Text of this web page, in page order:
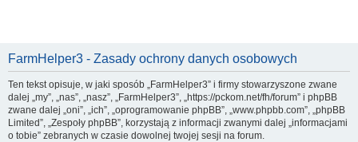
FarmHelper3 - Zasady ochrony danych osobowych
Ten tekst opisuje, w jaki sposób „FarmHelper3” i firmy stowarzyszone zwane
dalej „my”, „nas”, „nasz”, „FarmHelper3”, „https://pckom.net/fh/forum” i phpBB
zwane dalej „oni”, „ich”, „oprogramowanie phpBB”, „www.phpbb.com”, „phpBB
Limited”, „Zespoły phpBB”, korzystają z informacji zwanymi dalej „informacjami
o tobie” zebranych w czasie dowolnej twojej sesji na forum.